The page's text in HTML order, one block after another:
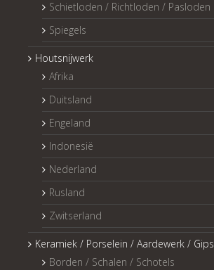
Schietloden / Richtloden / Pasloden
Spiegels
Houtsnijwerk
Afrika
Duitsland
Engeland
Indonesië
Nederland
Rusland
Zwitserland
Keramiek / Porselein / Aardewerk / Gips
Borden / Schalen / Schotels